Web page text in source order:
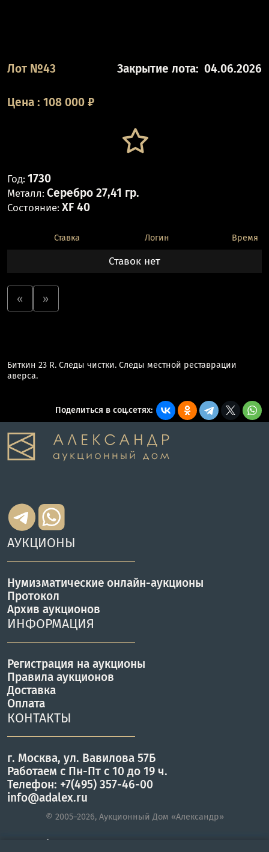
Лот №43 Закрытие лота: 04.06.2026
Цена : 108 000 ₽
Год: 1730
Металл: Серебро 27,41 гр.
Состояние: XF 40
Ставка Логин Время
Ставок нет
« »
Биткин 23 R. Следы чистки. Следы местной реставрации
аверса.
Поделиться в соц.сетях:
АУКЦИОНЫ
Нумизматические онлайн-аукционы
Протокол
Архив аукционов
ИНФОРМАЦИЯ
Регистрация на аукционы
Правила аукционов
Доставка
Оплата
КОНТАКТЫ
г. Москва, ул. Вавилова 57Б
Работаем с Пн-Пт с 10 до 19 ч.
Телефон: +7(495) 357-46-00
info@adalex.ru
© 2005–2026, Аукционный Дом «Александр»